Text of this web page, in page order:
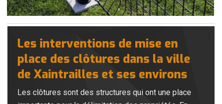
Les interventions de mise en
place des clôtures dans la ville
de Xaintrailles et ses environs
Les clôtures sont des structures qui ont une place